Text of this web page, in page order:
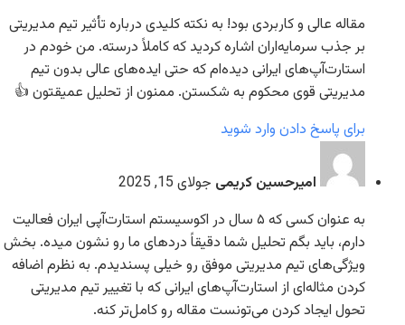
مقاله عالی و کاربردی بود! به نکته کلیدی درباره تأثیر تیم مدیریتی
بر جذب سرمایه‌اران اشاره کردید که کاملاً درسته. من خودم در
استارت‌آپ‌های ایرانی دیده‌ام که حتی ایده‌های عالی بدون تیم
مدیریتی قوی محکوم به شکستن. ممنون از تحلیل عمیقتون 👍
برای پاسخ دادن وارد شوید
امیرحسین کریمی جولای 15, 2025
به عنوان کسی که ۵ سال در اکوسیستم استارت‌آپی ایران فعالیت
دارم، باید بگم تحلیل شما دقیقاً دردهای ما رو نشون میده. بخش
ویژگی‌های تیم مدیریتی موفق رو خیلی پسندیدم. به نظرم اضافه
کردن مثاله‌ای از استارت‌آپ‌های ایرانی که با تغییر تیم مدیریتی
تحول ایجاد کردن می‌تونست مقاله رو کامل‌تر کنه.